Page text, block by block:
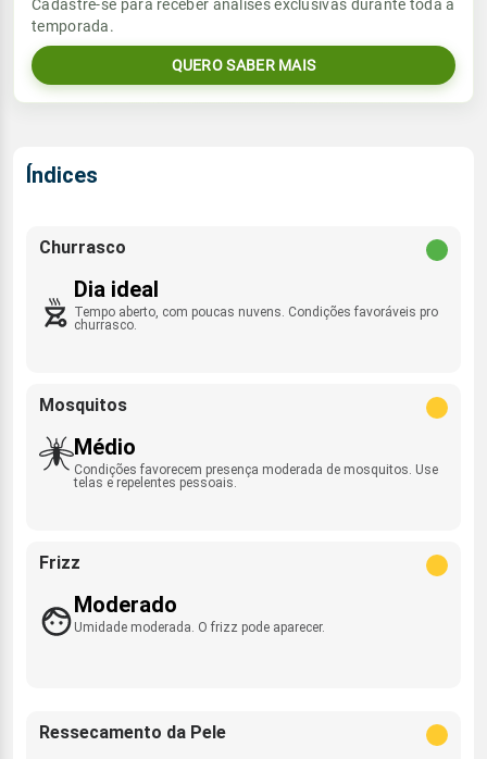
Umidade do ar
34%83%
Rajada de vento
Sol
05:42h às 17:33h
Lua
0.0mm
Umidade do ar
SSE - 11km/h
Rajada de vento
Sol
Cadastre-se para receber análises exclusivas durante toda a
temporada.
QUERO SABER MAIS
Índices
Churrasco
Dia ideal
Tempo aberto, com poucas nuvens. Condições favoráveis pro
churrasco.
Mosquitos
Médio
Condições favorecem presença moderada de mosquitos. Use
telas e repelentes pessoais.
Frizz
Moderado
Umidade moderada. O frizz pode aparecer.
Ressecamento da Pele